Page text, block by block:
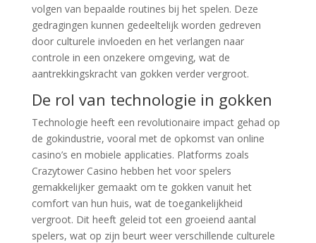
volgen van bepaalde routines bij het spelen. Deze
gedragingen kunnen gedeeltelijk worden gedreven
door culturele invloeden en het verlangen naar
controle in een onzekere omgeving, wat de
aantrekkingskracht van gokken verder vergroot.
De rol van technologie in gokken
Technologie heeft een revolutionaire impact gehad op
de gokindustrie, vooral met de opkomst van online
casino’s en mobiele applicaties. Platforms zoals
Crazytower Casino hebben het voor spelers
gemakkelijker gemaakt om te gokken vanuit het
comfort van hun huis, wat de toegankelijkheid
vergroot. Dit heeft geleid tot een groeiend aantal
spelers, wat op zijn beurt weer verschillende culturele